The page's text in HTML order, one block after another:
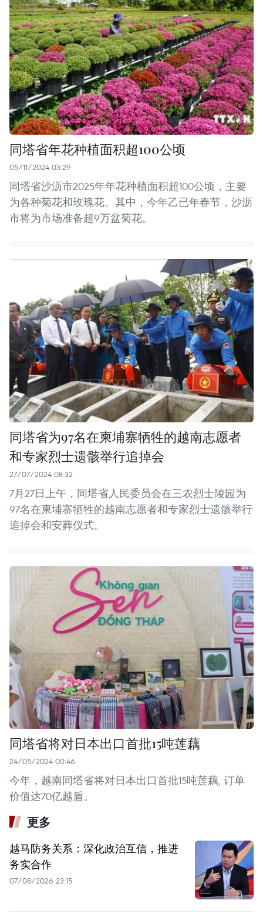
同塔省年花种植面积超100公顷
05/11/2024 03:29
同塔省沙沥市2025年年花种植面积超100公顷，主要
为各种菊花和玫瑰花。其中，今年乙已年春节，沙沥
市将为市场准备超9万盆菊花。
同塔省为97名在柬埔寨牺牲的越南志愿者
和专家烈士遗骸举行追掉会
27/07/2024 08:32
7月27日上午，同塔省人民委员会在三农烈士陵园为
97名在柬埔寨牺牲的越南志愿者和专家烈士遗骸举行
追掉会和安葬仪式。
同塔省将对日本出口首批15吨莲藕
24/05/2024 00:46
今年，越南同塔省将对日本出口首批15吨莲藕, 订单
价值达70亿越盾。
更多
越马防务关系：深化政治互信，推进
务实合作
07/08/2026 23:15